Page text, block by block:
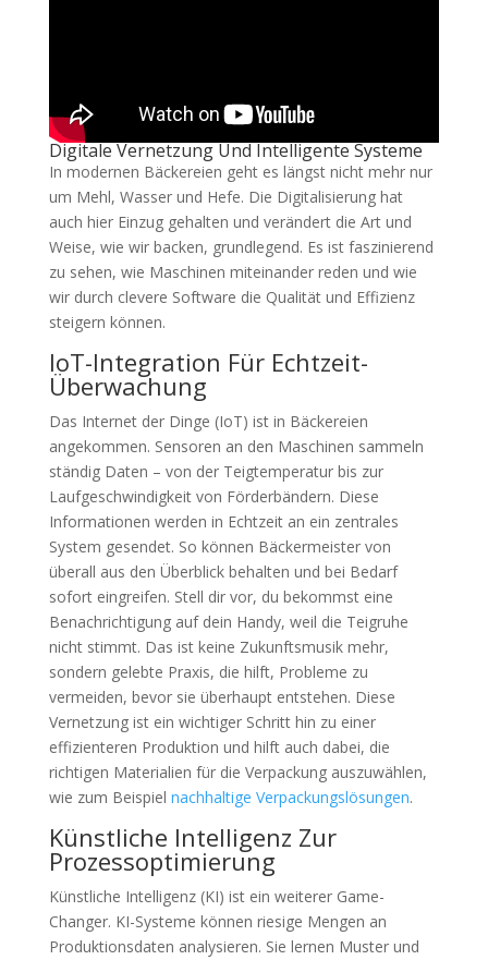
Digitale Vernetzung Und Intelligente Systeme
In modernen Bäckereien geht es längst nicht mehr nur
um Mehl, Wasser und Hefe. Die Digitalisierung hat
auch hier Einzug gehalten und verändert die Art und
Weise, wie wir backen, grundlegend. Es ist faszinierend
zu sehen, wie Maschinen miteinander reden und wie
wir durch clevere Software die Qualität und Effizienz
steigern können.
IoT-Integration Für Echtzeit-
Überwachung
Das Internet der Dinge (IoT) ist in Bäckereien
angekommen. Sensoren an den Maschinen sammeln
ständig Daten – von der Teigtemperatur bis zur
Laufgeschwindigkeit von Förderbändern. Diese
Informationen werden in Echtzeit an ein zentrales
System gesendet. So können Bäckermeister von
überall aus den Überblick behalten und bei Bedarf
sofort eingreifen. Stell dir vor, du bekommst eine
Benachrichtigung auf dein Handy, weil die Teigruhe
nicht stimmt. Das ist keine Zukunftsmusik mehr,
sondern gelebte Praxis, die hilft, Probleme zu
vermeiden, bevor sie überhaupt entstehen. Diese
Vernetzung ist ein wichtiger Schritt hin zu einer
effizienteren Produktion und hilft auch dabei, die
richtigen Materialien für die Verpackung auszuwählen,
wie zum Beispiel nachhaltige Verpackungslösungen.
Künstliche Intelligenz Zur
Prozessoptimierung
Künstliche Intelligenz (KI) ist ein weiterer Game-
Changer. KI-Systeme können riesige Mengen an
Produktionsdaten analysieren. Sie lernen Muster und